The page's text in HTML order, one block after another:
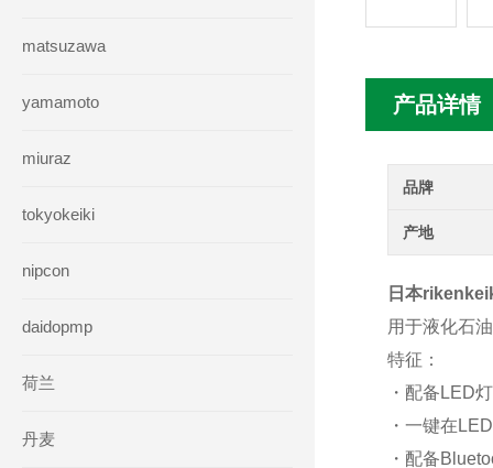
matsuzawa
yamamoto
miuraz
tokyokeiki
nipcon
daidopmp
荷兰
丹麦
产品详情
品牌
产地
日本
用于液化石
特征：
・配备LED
・一键在
・配备